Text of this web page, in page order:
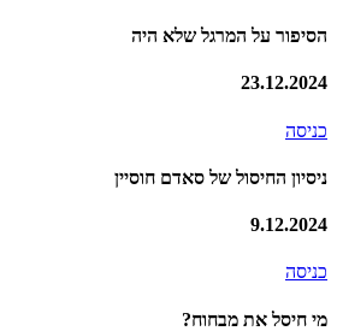
הסיפור על המרגל שלא היה
23.12.2024
כניסה
ניסיון החיסול של סאדם חוסיין
9.12.2024
כניסה
מי חיסל את מבחוח?